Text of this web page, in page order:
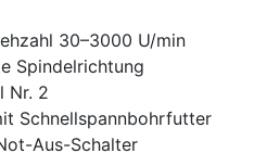
30–3000 U/min
Spindelrichtung
Nr. 2
Schnellspannbohrfutter
Aus-Schalter